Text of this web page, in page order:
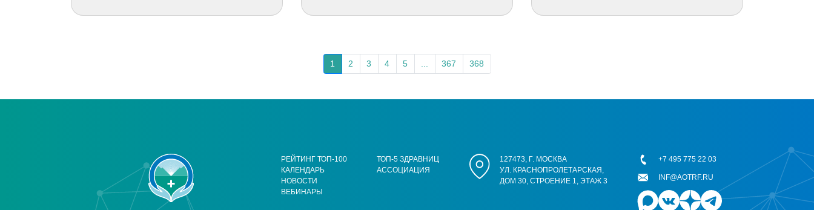
1 2 3 4 5 367 368
РЕЙТИНГ ТОП-100
КАЛЕНДАРЬ
НОВОСТИ
ВЕБИНАРЫ
ТОП-5 ЗДРАВНИЦ
АССОЦИАЦИЯ
127473, Г. МОСКВА
УЛ. КРАСНОПРОЛЕТАРСКАЯ,
ДОМ 30, СТРОЕНИЕ 1, ЭТАЖ 3
+7 495 775 22 03
INF@AOTRF.RU